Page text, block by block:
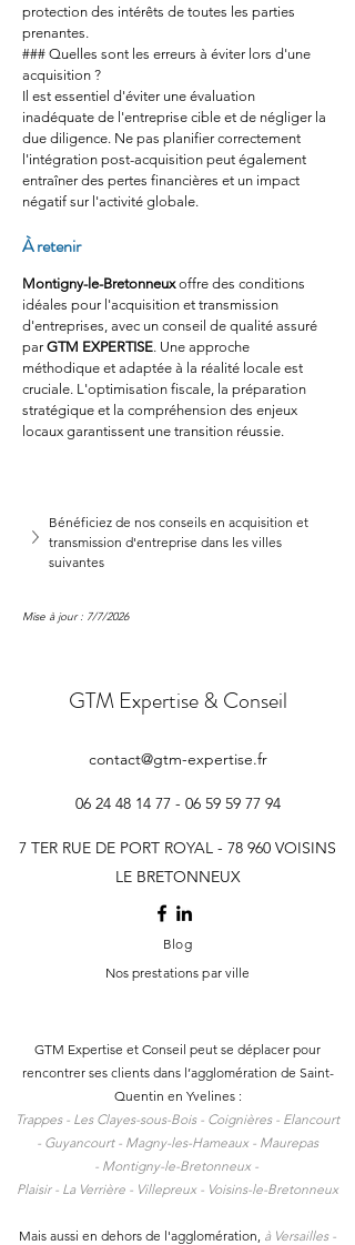
protection des intérêts de toutes les parties
prenantes.
### Quelles sont les erreurs à éviter lors d'une
acquisition ?
Il est essentiel d'éviter une évaluation
inadéquate de l'entreprise cible et de négliger la
due diligence. Ne pas planifier correctement
l'intégration post-acquisition peut également
entraîner des pertes financières et un impact
négatif sur l'activité globale.
À retenir
Montigny-le-Bretonneux offre des conditions
idéales pour l'acquisition et transmission
d'entreprises, avec un conseil de qualité assuré
par GTM EXPERTISE. Une approche
méthodique et adaptée à la réalité locale est
cruciale. L'optimisation fiscale, la préparation
stratégique et la compréhension des enjeux
locaux garantissent une transition réussie.
Bénéficiez de nos conseils en acquisition et
transmission d'entreprise dans les villes
suivantes
Mise à jour : 7/7/2026
GTM Expertise & Conseil
contact@gtm-expertise.fr
06 24 48 14 77 - 06 59 5977 94
7 TER RUE DE PORT ROYAL - 78 960 VOISINS
LE BRETONNEUX
Blog
Nos prestations par ville
GTM Expertise et Conseil peut se déplacer pour
rencontrer ses clients dans l’agglomération de Saint-
Quentin en Yvelines :
Trappes - Les Clayes-sous-Bois - Coignières - Elancourt
- Guyancourt - Magny-les-Hameaux - Maurepas
- Montigny-le-Bretonneux -
Plaisir - La Verrière - Villepreux - Voisins-le-Bretonneux
Mais aussi en dehors de l'agglomération, à Versailles -